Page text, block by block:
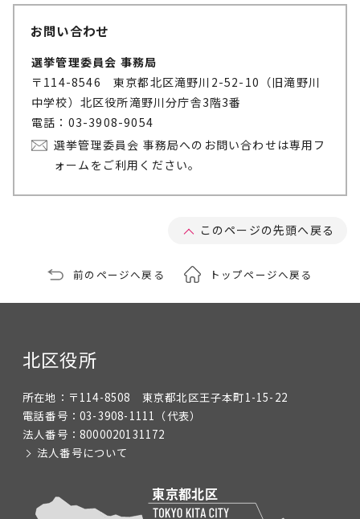
お問い合わせ
選挙管理委員会 事務局
〒114-8546 東京都北区滝野川2-52-10（旧滝野川
中学校）北区役所滝野川分庁舎3階3番
電話：03-3908-9054
選挙管理委員会 事務局へのお問い合わせは専用フ
ォームをご利用ください。
このページの先頭へ戻る
前のページへ戻る トップページへ戻る
北区役所
所在地： 〒114-8508 東京都北区王子本町1-15-22
電話番号： 03-3908-1111 （代表）
法人番号： 8000020131172
法人番号について